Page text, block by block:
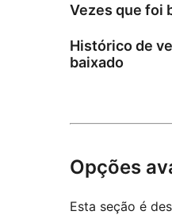
Vezes que foi
Histórico de
baixado
Opções
Esta seção é